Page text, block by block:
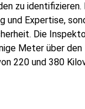
zu
und Expertise,
Die
Meter über den
220 und 380